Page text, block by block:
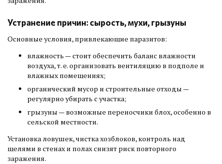
Устранение причин: сырость, мухи, грызуны
Основные условия, привлекающие паразитов:
влажность — стоит обеспечить баланс влажности
воздуха, т. е. организовать вентиляцию в подполе и
влажных помещениях;
органический мусор и строительные отходы —
регулярно убирать с участка;
грызуны — возможные переносчики блох, особенно в
сельской местности.
Установка ловушек, чистка хозблоков, контроль над
щелями в стенах и полах снизят риск повторного
заражения.